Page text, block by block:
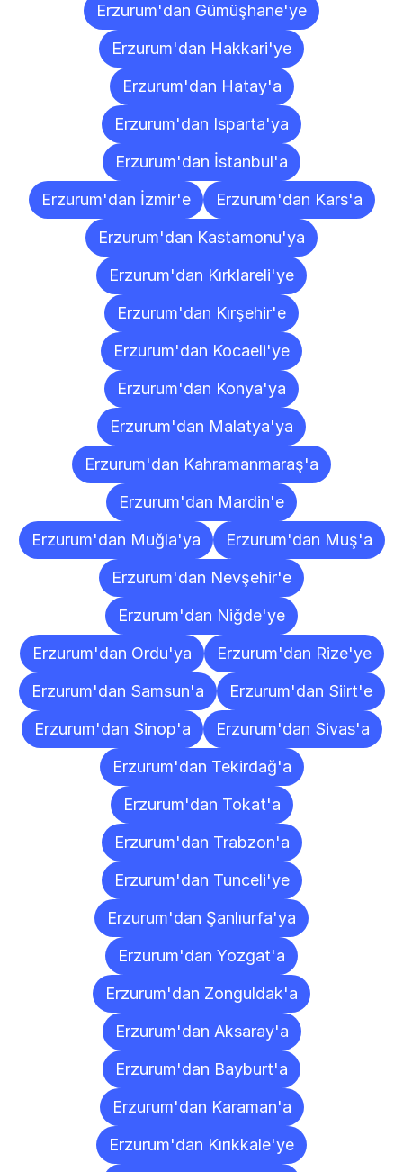
Erzurum'dan Gümüşhane'ye
Erzurum'dan Hakkari'ye
Erzurum'dan Hatay'a
Erzurum'dan Isparta'ya
Erzurum'dan İstanbul'a
Erzurum'dan İzmir'e
Erzurum'dan Kars'a
Erzurum'dan Kastamonu'ya
Erzurum'dan Kırklareli'ye
Erzurum'dan Kırşehir'e
Erzurum'dan Kocaeli'ye
Erzurum'dan Konya'ya
Erzurum'dan Malatya'ya
Erzurum'dan Kahramanmaraş'a
Erzurum'dan Mardin'e
Erzurum'dan Muğla'ya
Erzurum'dan Muş'a
Erzurum'dan Nevşehir'e
Erzurum'dan Niğde'ye
Erzurum'dan Ordu'ya
Erzurum'dan Rize'ye
Erzurum'dan Samsun'a
Erzurum'dan Siirt'e
Erzurum'dan Sinop'a
Erzurum'dan Sivas'a
Erzurum'dan Tekirdağ'a
Erzurum'dan Tokat'a
Erzurum'dan Trabzon'a
Erzurum'dan Tunceli'ye
Erzurum'dan Şanlıurfa'ya
Erzurum'dan Yozgat'a
Erzurum'dan Zonguldak'a
Erzurum'dan Aksaray'a
Erzurum'dan Bayburt'a
Erzurum'dan Karaman'a
Erzurum'dan Kırıkkale'ye